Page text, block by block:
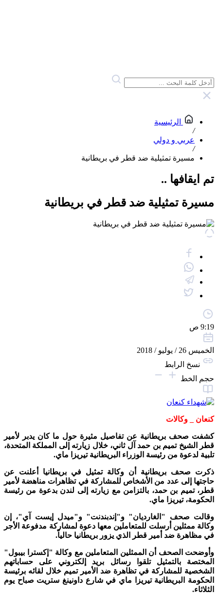
الرئيسية
/
عربي و دولي
/
مسيرة تمثيلية ضد قطر في بريطانية
تم ايقافها ..
مسيرة تمثيلية ضد قطر في بريطانية
9:19 ص
الخميس 26 / يوليو / 2018
نسخ الرابط
حجم الخط
كنعان _ وكالات
كشفت صحف بريطانية عن تفاصيل مثيرة حول ما كان يدبر لأمير
قطر الشيخ تميم بن حمد آل ثاني، خلال زيارته إلى المملكة المتحدة،
تلبية لدعوة من رئيسة الوزراء البريطانية تيريزا ماي.
ذكرت صحف بريطانية أن وكالة تمثيل في بريطانيا أعلنت عن
حاجتها إلى عدد من الأشخاص للمشاركة في تظاهرات مناهضة لأمير
قطر، تميم بن حمد، بالتزامن مع زيارته إلى لندن بدعوة من رئيسة
الحكومة، تيريزا ماي.
وقالت صحف "الغارديان" و"إندبندنت" و"ميدل إيست آي"، إن
وكالة ممثلين أرسلت للمتعاملين معها دعوة لمشاركة مدفوعة الأجر
في مظاهرة ضد أمير قطر الذي يزور بريطانيا حالياً.
وأوضحت الصحف أن الممثلين المتعاملين مع وكالة "إكسترا بيبول"
المختصة بالتمثيل تلقوا رسائل بريد إلكتروني على حساباتهم
الشخصية للمشاركة في تظاهرة ضد الأمير تميم خلال لقائه برئيسة
الحكومة البريطانية تيريزا ماي في شارع داونينغ ستريت صباح يوم
الثلاثاء.